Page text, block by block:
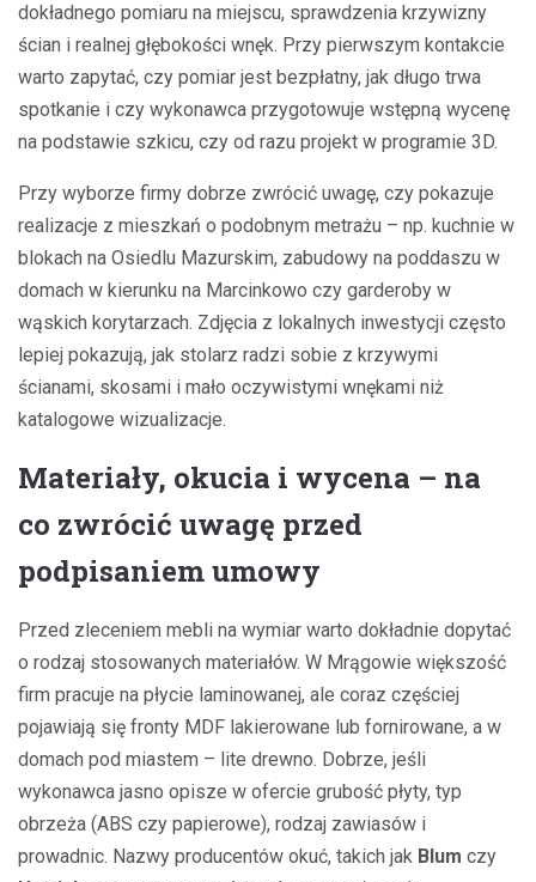
dokładnego pomiaru na miejscu, sprawdzenia krzywizny
ścian i realnej głębokości wnęk. Przy pierwszym kontakcie
warto zapytać, czy pomiar jest bezpłatny, jak długo trwa
spotkanie i czy wykonawca przygotowuje wstępną wycenę
na podstawie szkicu, czy od razu projekt w programie 3D.
Przy wyborze firmy dobrze zwrócić uwagę, czy pokazuje
realizacje z mieszkań o podobnym metrażu – np. kuchnie w
blokach na Osiedlu Mazurskim, zabudowy na poddaszu w
domach w kierunku na Marcinkowo czy garderoby w
wąskich korytarzach. Zdjęcia z lokalnych inwestycji często
lepiej pokazują, jak stolarz radzi sobie z krzywymi
ścianami, skosami i mało oczywistymi wnękami niż
katalogowe wizualizacje.
Materiały, okucia i wycena – na
co zwrócić uwagę przed
podpisaniem umowy
Przed zleceniem mebli na wymiar warto dokładnie dopytać
o rodzaj stosowanych materiałów. W Mrągowie większość
firm pracuje na płycie laminowanej, ale coraz częściej
pojawiają się fronty MDF lakierowane lub fornirowane, a w
domach pod miastem – lite drewno. Dobrze, jeśli
wykonawca jasno opisze w ofercie grubość płyty, typ
obrzeża (ABS czy papierowe), rodzaj zawiasów i
prowadnic. Nazwy producentów okuć, takich jak Blum czy